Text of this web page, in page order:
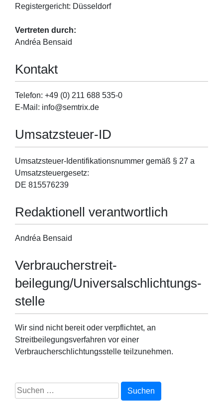
Registergericht: Düsseldorf
Vertreten durch:
Andréa Bensaid
Kontakt
Telefon: +49 (0) 211 688 535-0
E-Mail: info@semtrix.de
Umsatzsteuer-ID
Umsatzsteuer-Identifikationsnummer gemäß § 27 a
Umsatzsteuergesetz:
DE 815576239
Redaktionell verantwortlich
Andréa Bensaid
Verbraucher­streit­
beilegung/Universal­schlichtungs­
stelle
Wir sind nicht bereit oder verpflichtet, an
Streitbeilegungsverfahren vor einer
Verbraucherschlichtungsstelle teilzunehmen.
Suchen
nach: